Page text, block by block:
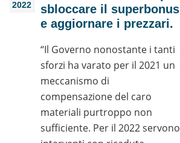
2022
sbloccare il superbonus
e aggiornare i prezzari.
“Il Governo nonostante i tanti
sforzi ha varato per il 2021 un
meccanismo di
compensazione del caro
materiali purtroppo non
sufficiente. Per il 2022 servono